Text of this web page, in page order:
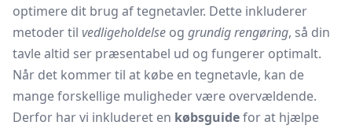
optimere dit brug af tegnetavler. Dette inkluderer
metoder til vedligeholdelse og grundig rengøring, så din
tavle altid ser præsentabel ud og fungerer optimalt.
Når det kommer til at købe en tegnetavle, kan de
mange forskellige muligheder være overvældende.
Derfor har vi inkluderet en købsguidefor at hjælpe